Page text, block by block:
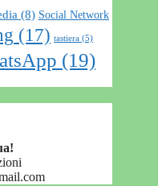
(8) Social Network
(17) tastiera (5)
(19)